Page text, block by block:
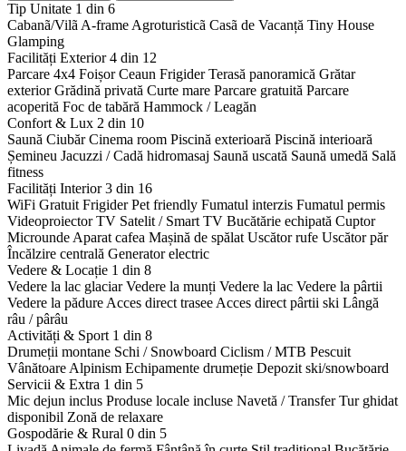
Tip Unitate 1 din 6
Cabanã/Vilã A-frame Agroturisticã Casã de Vacanță Tiny House
Glamping
Facilități Exterior4 din 12
Parcare 4x4 Foișor Ceaun Frigider Terasă panoramică Grătar
exterior Grădină privată Curte mare Parcare gratuită Parcare
acoperită Foc de tabără Hammock / Leagăn
Confort & Lux 2 din 10
Saună Ciubăr Cinema room Piscină exterioară Piscină interioară
Șemineu Jacuzzi / Cadă hidromasaj Saună uscată Saună umedă Sală
fitness
Facilități Interior3 din 16
WiFi Gratuit Frigider Pet friendly Fumatul interzis Fumatul permis
Videoproiector TV Satelit / Smart TV Bucătărie echipată Cuptor
Microunde Aparat cafea Mașină de spălat Uscător rufe Uscător păr
Încălzire centrală Generator electric
Vedere & Locație 1 din 8
Vedere la lac glaciar Vedere la munți Vedere la lac Vedere la pârtii
Vedere la pădure Acces direct trasee Acces direct pârtii ski Lângă
râu / pârâu
Activități & Sport 1 din 8
Drumeții montane Schi / Snowboard Ciclism / MTB Pescuit
Vânătoare Alpinism Echipamente drumeție Depozit ski/snowboard
Servicii & Extra 1 din 5
Mic dejun inclus Produse locale incluse Navetă / Transfer Tur ghidat
disponibil Zonă de relaxare
Gospodărie & Rural 0 din 5